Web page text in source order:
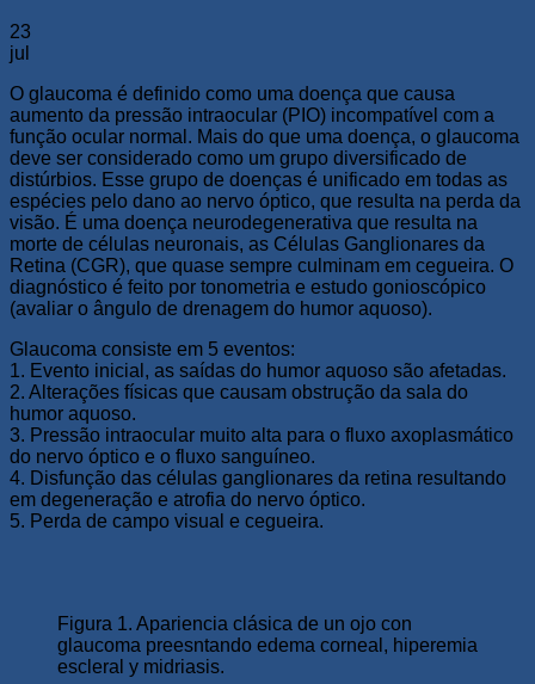
23
jul
O glaucoma é definido como uma doença que causa
aumento da pressão intraocular (PIO) incompatível com a
função ocular normal. Mais do que uma doença, o glaucoma
deve ser considerado como um grupo diversificado de
distúrbios. Esse grupo de doenças é unificado em todas as
espécies pelo dano ao nervo óptico, que resulta na perda da
visão. É uma doença neurodegenerativa que resulta na
morte de células neuronais, as Células Ganglionares da
Retina (CGR), que quase sempre culminam em cegueira. O
diagnóstico é feito por tonometria e estudo gonioscópico
(avaliar o ângulo de drenagem do humor aquoso).
Glaucoma consiste em 5 eventos:
1. Evento inicial, as saídas do humor aquoso são afetadas.
2. Alterações físicas que causam obstrução da sala do
humor aquoso.
3. Pressão intraocular muito alta para o fluxo axoplasmático
do nervo óptico e o fluxo sanguíneo.
4. Disfunção das células ganglionares da retina resultando
em degeneração e atrofia do nervo óptico.
5. Perda de campo visual e cegueira.
Figura 1. Apariencia clásica de un ojo con
glaucoma preesntando edema corneal, hiperemia
escleral y midriasis.